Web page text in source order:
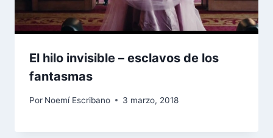
El hilo invisible – esclavos de los
fantasmas
Por Noemí Escribano 3 marzo, 2018